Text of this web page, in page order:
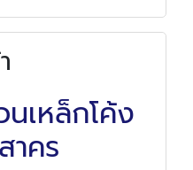
เหล็กโค้ง
าคร